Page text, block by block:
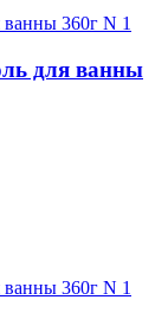
для ванны